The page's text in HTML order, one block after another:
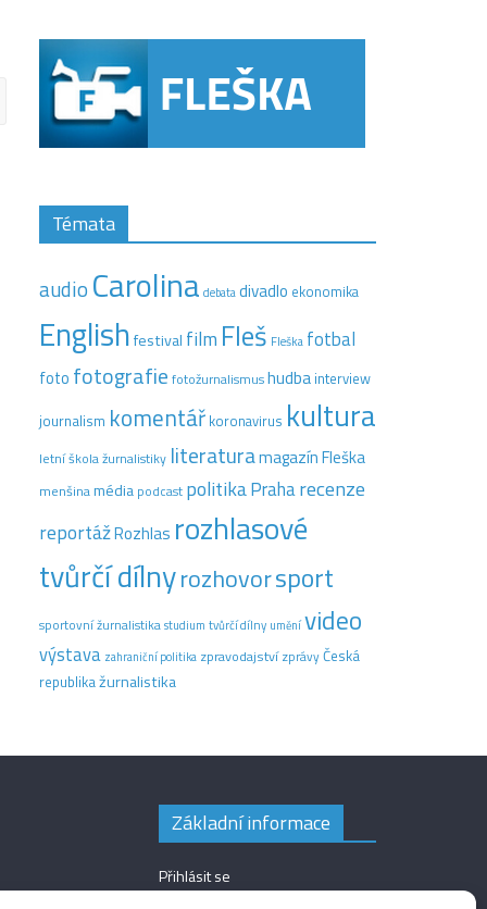
Témata
audio Carolina debatadivadlo ekonomika
Englishfestival film Fleš Fleška fotbal
foto fotografie fotožurnalismushudba interview
journalism komentář koronavirus kultura
letní škola žurnalistiky literaturamagazín Fleška
menšinamédia podcast politikaPraharecenze
reportážRozhlas rozhlasové
tvůrčí dílnyrozhovorsport
sportovní žurnalistikastudium tvůrčí dílny uměnívideo
výstava zahraniční politika zpravodajství zprávyČeská
republikažurnalistika
Základní informace
Přihlásit se